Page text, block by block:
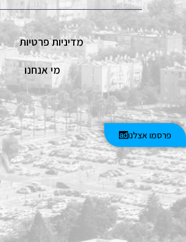
פרסמו אצלנו
מדיניות פרטיות
מי אנחנו